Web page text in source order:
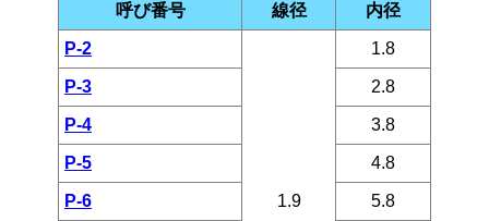
呼び番号 線径 内径
P-2
1.9
1.8
P-3 2.8
P-4 3.8
P-5 4.8
P-6 5.8